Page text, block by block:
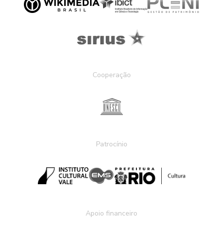
Cooperação
Patrocínio
Apoio financeiro